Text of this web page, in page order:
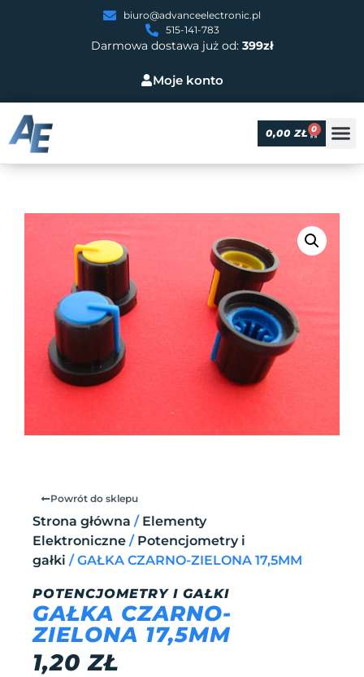
Moje konto
Darmowa dostawa już od: 399zł
biuro@advanceelectronic.pl
515-141-783
0,00 ZŁ 0
Powrót do sklepu
Strona główna / Elementy
Elektroniczne / Potencjometry i
gałki / GAŁKA CZARNO-ZIELONA 17,5MM
POTENCJOMETRY I GAŁKI
GAŁKA CZARNO-
ZIELONA 17,5MM
1,20ZŁ